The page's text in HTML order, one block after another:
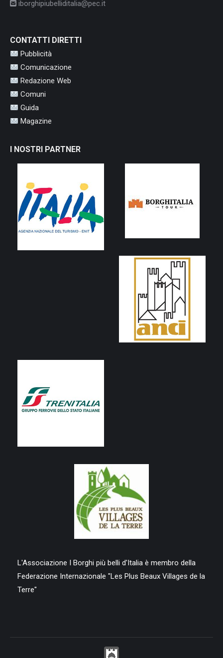
iborghipiubelliditalia@pec.it
CONTATTI DIRETTI
Pubblicità
Comunicazione
Redazione Web
Comuni
Guida
Magazine
I NOSTRI PARTNER
L'Associazione I Borghi più belli d'Italia è membro della
Federazione Internazionale "Les Plus Beaux Villages de la
Terre"